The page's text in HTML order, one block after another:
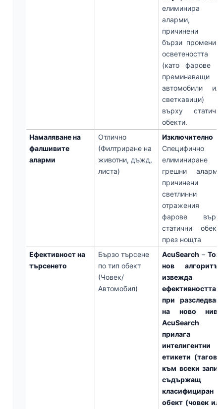
елиминира
аларми,
причинени
бързи промени
осветеността
(като фарове
преминаващи
автомобили
светкавици)
върху
обекти.
Намаляване на
фалшивите
аларми
Отлично
(Филтриране на
животни, дъжд,
листа)
Изключително
Специфично
елиминиране
грешни
причинени
светлинни
отражения
фарове
статични
през нощта
Ефективност на
търсенето
Бързо търсене
по тип обект
(Човек/
Автомобил)
AcuSearch –
нов
извежда
ефективността
при
на ново
AcuSearch
прилага
интелигентни
етикети
към всеки
съдържащ
класифициран
обект (човек